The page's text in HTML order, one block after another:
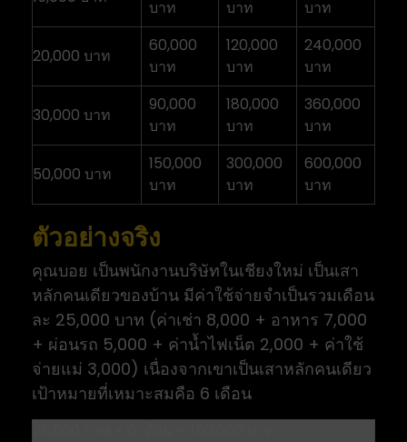
บาท บาท บาท
20,000 บาท
60,000
บาท
120,000
บาท
240,000
บาท
30,000 บาท
90,000
บาท
180,000
บาท
360,000
บาท
50,000 บาท
150,000
บาท
300,000
บาท
600,000
บาท
ตัวอย่างจริง
คุณบอย เป็นพนักงานบริษัทในเชียงใหม่ เป็นเสา
หลักคนเดียวของบ้าน มีค่าใช้จ่ายจำเป็นรวมเดือน
ละ 25,000 บาท (ค่าเช่า 8,000 + อาหาร 7,000
+ ผ่อนรถ 5,000 + ค่าน้ำไฟเน็ต 2,000 + ค่าใช้
จ่ายแม่ 3,000) เนื่องจากเขาเป็นเสาหลักคนเดียว
เป้าหมายที่เหมาะสมคือ 6 เดือน